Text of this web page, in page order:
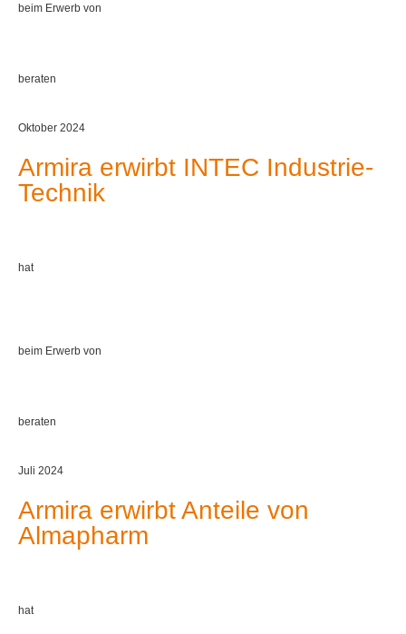
beim Erwerb von
beraten
Oktober 2024
Armira erwirbt INTEC Industrie-
Technik
hat
beim Erwerb von
beraten
Juli 2024
Armira erwirbt Anteile von
Almapharm
hat